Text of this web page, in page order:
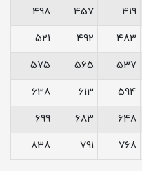
419
457
498
483
492
521
537
565
575
594
613
638
648
683
699
768
791
838